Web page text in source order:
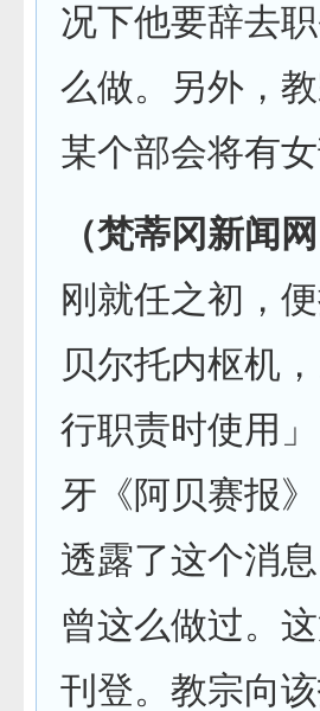
况下他要辞去
么做。另外，
某个部会将有女
（梵蒂冈新闻网
刚就任之初，
贝尔托内枢机
行职责时使用
牙《阿贝赛报
透露了这个消
曾这么做过。
刊登。教宗向